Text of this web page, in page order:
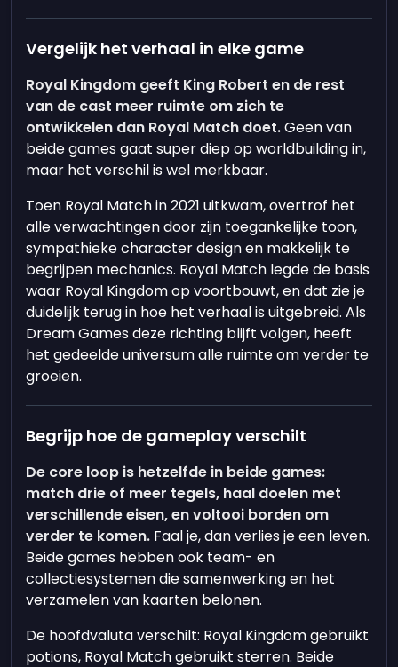
Vergelijk het verhaal in elke game
Royal Kingdom geeft King Robert en de rest
van de cast meer ruimte om zich te
ontwikkelen dan Royal Match doet.Geen van
beide games gaat super diep op worldbuilding in,
maar het verschil is wel merkbaar.
Toen Royal Match in 2021 uitkwam, overtrof het
alle verwachtingen door zijn toegankelijke toon,
sympathieke character design en makkelijk te
begrijpen mechanics. Royal Match legde de basis
waar Royal Kingdom op voortbouwt, en dat zie je
duidelijk terug in hoe het verhaal is uitgebreid. Als
Dream Games deze richting blijft volgen, heeft
het gedeelde universum alle ruimte om verder te
groeien.
Begrijp hoe de gameplay verschilt
De core loop is hetzelfde in beide games:
match drie of meer tegels, haal doelen met
verschillende eisen, en voltooi borden om
verder te komen. Faal je, dan verlies je een leven.
Beide games hebben ook team- en
collectiesystemen die samenwerking en het
verzamelen van kaarten belonen.
De hoofdvaluta verschilt: Royal Kingdom gebruikt
potions, Royal Match gebruikt sterren. Beide